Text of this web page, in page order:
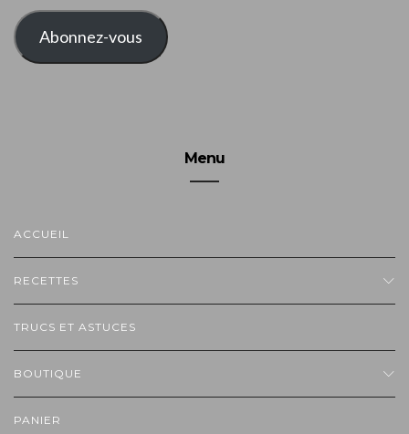
MAIL
Abonnez-vous
Menu
ACCUEIL
RECETTES
TRUCS ET ASTUCES
BOUTIQUE
PANIER